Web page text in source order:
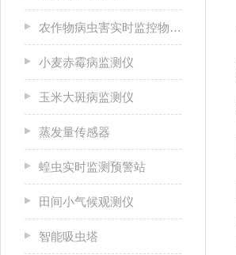
农作物病虫害实时监控物联网设备
小麦赤霉病监测仪
玉米大斑病监测仪
蒸发量传感器
蝗虫实时监测预警站
田间小气候观测仪
智能吸虫塔